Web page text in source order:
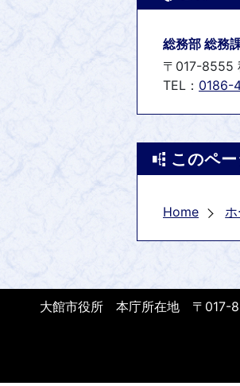
総務部 総務
〒017-8555
TEL： 0186-
このペ
Home
大館市役所 本庁所在地 〒017-